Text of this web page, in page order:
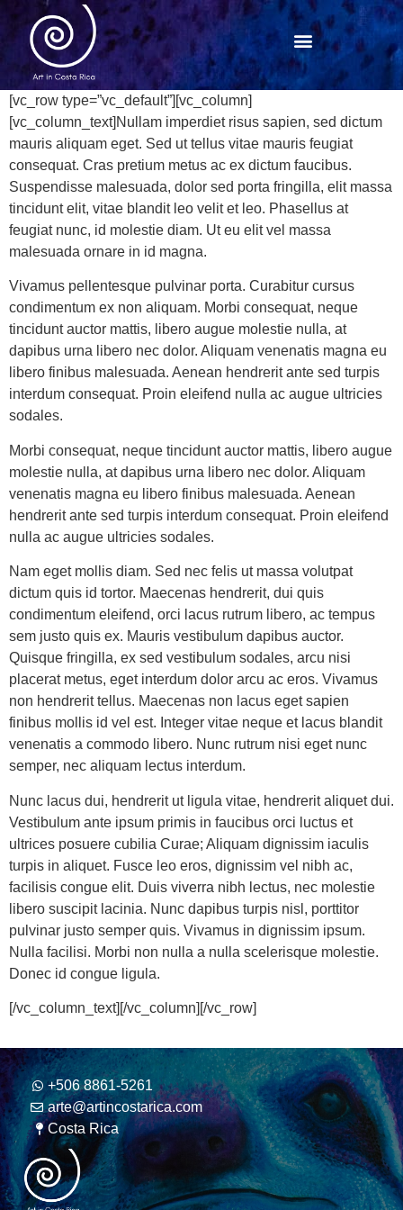
[vc_row type=”vc_default”][vc_column]
[vc_column_text]Nullam imperdiet risus sapien, sed dictum
mauris aliquam eget. Sed ut tellus vitae mauris feugiat
consequat. Cras pretium metus ac ex dictum faucibus.
Suspendisse malesuada, dolor sed porta fringilla, elit massa
tincidunt elit, vitae blandit leo velit et leo. Phasellus at
feugiat nunc, id molestie diam. Ut eu elit vel massa
malesuada ornare in id magna.
Vivamus pellentesque pulvinar porta. Curabitur cursus
condimentum ex non aliquam. Morbi consequat, neque
tincidunt auctor mattis, libero augue molestie nulla, at
dapibus urna libero nec dolor. Aliquam venenatis magna eu
libero finibus malesuada. Aenean hendrerit ante sed turpis
interdum consequat. Proin eleifend nulla ac augue ultricies
sodales.
Morbi consequat, neque tincidunt auctor mattis, libero augue
molestie nulla, at dapibus urna libero nec dolor. Aliquam
venenatis magna eu libero finibus malesuada. Aenean
hendrerit ante sed turpis interdum consequat. Proin eleifend
nulla ac augue ultricies sodales.
Nam eget mollis diam. Sed nec felis ut massa volutpat
dictum quis id tortor. Maecenas hendrerit, dui quis
condimentum eleifend, orci lacus rutrum libero, ac tempus
sem justo quis ex. Mauris vestibulum dapibus auctor.
Quisque fringilla, ex sed vestibulum sodales, arcu nisi
placerat metus, eget interdum dolor arcu ac eros. Vivamus
non hendrerit tellus. Maecenas non lacus eget sapien
finibus mollis id vel est. Integer vitae neque et lacus blandit
venenatis a commodo libero. Nunc rutrum nisi eget nunc
semper, nec aliquam lectus interdum.
Nunc lacus dui, hendrerit ut ligula vitae, hendrerit aliquet dui.
Vestibulum ante ipsum primis in faucibus orci luctus et
ultrices posuere cubilia Curae; Aliquam dignissim iaculis
turpis in aliquet. Fusce leo eros, dignissim vel nibh ac,
facilisis congue elit. Duis viverra nibh lectus, nec molestie
libero suscipit lacinia. Nunc dapibus turpis nisl, porttitor
pulvinar justo semper quis. Vivamus in dignissim ipsum.
Nulla facilisi. Morbi non nulla a nulla scelerisque molestie.
Donec id congue ligula.
[/vc_column_text][/vc_column][/vc_row]
+506 8861-5261
arte@artincostarica.com
Costa Rica